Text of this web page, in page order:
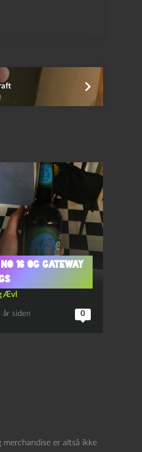
16 og Gateway
Ævl
år siden 0
er altså ikke